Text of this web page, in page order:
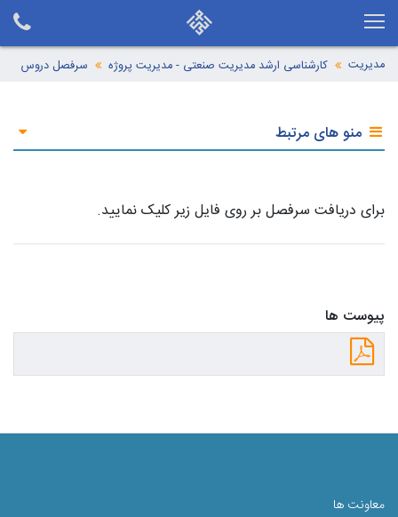
مدیریت کارشناسی ارشد مدیریت صنعتی - مدیریت پروژه سرفصل دروس
منو های مرتبط
برای دریافت سرفصل بر روی فایل زیر کلیک نمایید.
پیوست ها
معاونت ها